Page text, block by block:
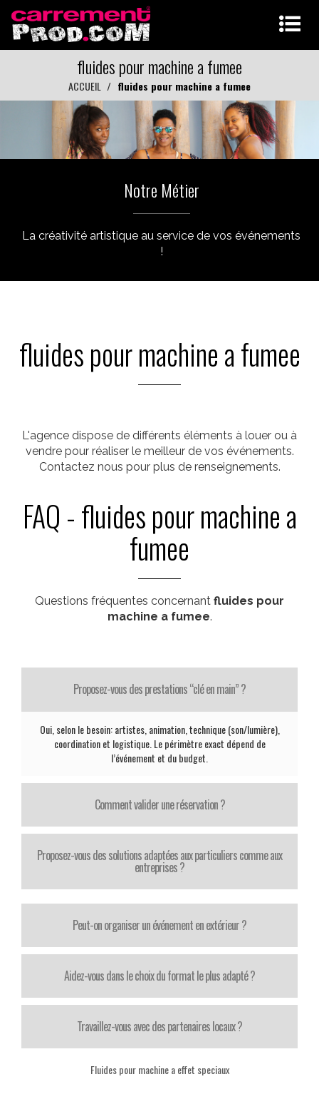
fluides pour machine a fumee
ACCUEIL fluides pour machine a fumee
Notre Métier
La créativité artistique au service de vos événements
!
fluides pour machine a fumee
L'agence dispose de différents éléments à louer ou à
vendre pour réaliser le meilleur de vos événements.
Contactez nous pour plus de renseignements.
FAQ - fluides pour machine a
fumee
Questions fréquentes concernant fluides pour
machine a fumee.
Proposez-vous des prestations “clé en main” ?
Oui, selon le besoin: artistes, animation, technique (son/lumière),
coordination et logistique. Le périmètre exact dépend de
l’événement et du budget.
Comment valider une réservation ?
Proposez-vous des solutions adaptées aux particuliers comme aux
entreprises ?
Peut-on organiser un événement en extérieur ?
Aidez-vous dans le choix du format le plus adapté ?
Travaillez-vous avec des partenaires locaux ?
Fluides pour machine a effet speciaux